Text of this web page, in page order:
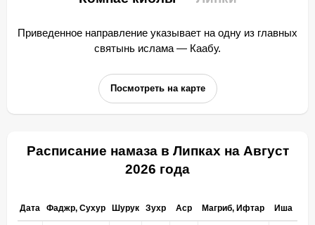
Приведенное направление указывает на одну из главных
святынь ислама — Каабу.
Посмотреть на карте
Расписание намаза в Липках на Август
2026 года
Дата Фаджр, Сухур Шурук Зухр Аср Магриб, Ифтар Иша